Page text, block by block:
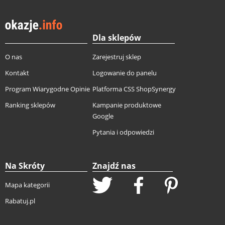
O nas
Kontakt
Program Wiarygodne Opinie
Ranking sklepów
Dla sklepów
Zarejestruj sklep
Logowanie do panelu
Platforma CSS ShopSynergy
Kampanie produktowe
Google
Pytania i odpowiedzi
Na Skróty
Mapa kategorii
Rabatuj.pl
Znajdź nas